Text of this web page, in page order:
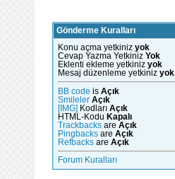
Gönderme Kuralları
Konu açma yetkiniz yok
Cevap Yazma Yetkiniz Yok
Eklenti ekleme yetkiniz yok
Mesaj düzenleme yetkiniz yok
BB code is Açık
Smileler Açık
[IMG] Kodları Açık
HTML-Kodu Kapalı
Trackbacks are Açık
Pingbacks are Açık
Refbacks are Açık
Forum Kuralları